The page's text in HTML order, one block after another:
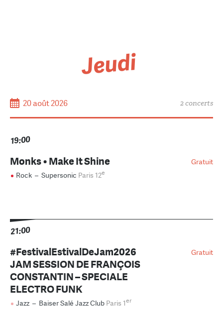
Jeudi
20 août 2026 2 concerts
19:00
Gratuit
Monks • Make It Shine
Rock – Supersonic Paris 12e
21:00
Gratuit
#FestivalEstivalDeJam2026
JAM SESSION DE FRANÇOIS
CONSTANTIN – SPECIALE
ELECTRO FUNK
Jazz – Baiser Salé Jazz Club Paris 1er